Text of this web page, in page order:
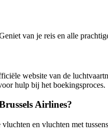
van je reis en alle
website van de
hulp bij het boekingsproces.
Airlines?
en vluchten met